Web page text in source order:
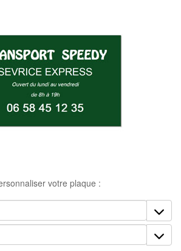
votre plaque :